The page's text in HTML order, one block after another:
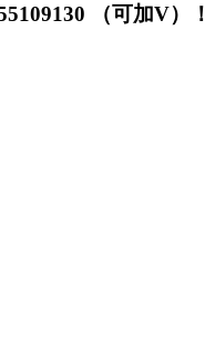
（可加V）！